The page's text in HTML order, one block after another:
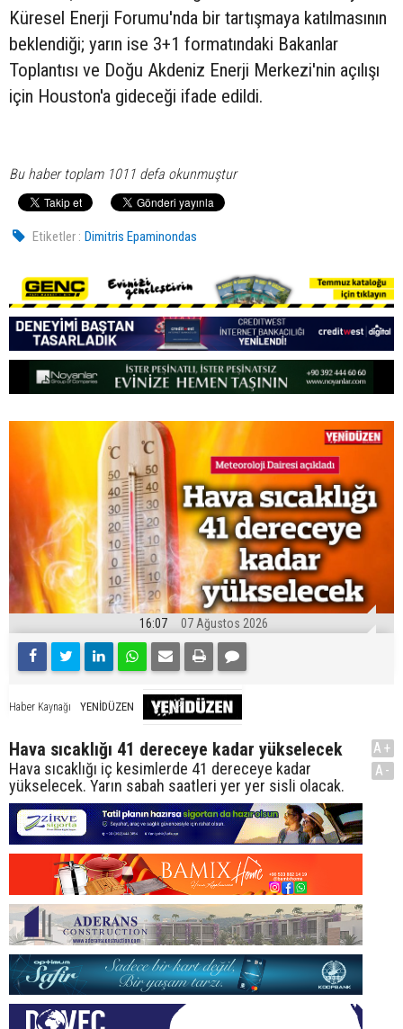
Küresel Enerji Forumu'nda bir tartışmaya katılmasının
beklendiği; yarın ise 3+1 formatındaki Bakanlar
Toplantısı ve Doğu Akdeniz Enerji Merkezi'nin açılışı
için Houston'a gideceği ifade edildi.
Bu haber toplam 1011 defa okunmuştur
Etiketler : Dimitris Epaminondas
16:07 07 Ağustos 2026
Haber Kaynağı YENİDÜZEN
Hava sıcaklığı 41 dereceye kadar yükselecek
Hava sıcaklığı iç kesimlerde 41 dereceye kadar
yükselecek. Yarın sabah saatleri yer yer sisli olacak.
A+
A-